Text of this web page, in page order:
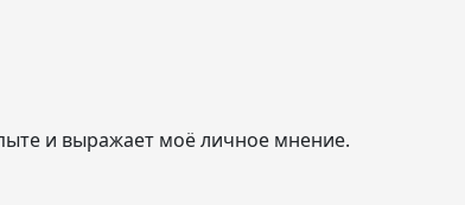
и выражает моё личное мнение.